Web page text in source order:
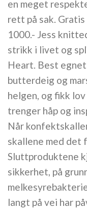
en meget
rett på sak.
1000.- Jess
strikk i livet og
Heart. Best
butterdeig og
helgen, og fikk
trenger håp og
Når
skallene med det
Sluttproduktene
sikkerhet, på
langt på vei har